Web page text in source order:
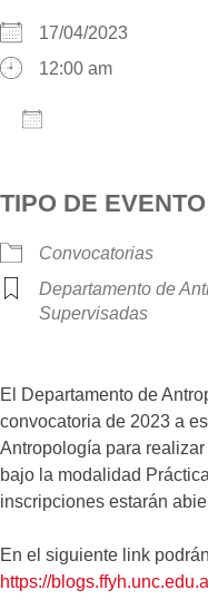
17/04/2023
12:00 am
TIPO DE EVENTO
Convocatorias
Departamento de
Supervisadas
El Departamento de
convocatoria de 2023 a
Antropología para
bajo la modalidad
inscripciones estarán
En el siguiente link
https://